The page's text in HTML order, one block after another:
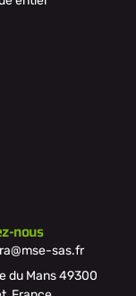
nous
sas.fr
du Mans 49300